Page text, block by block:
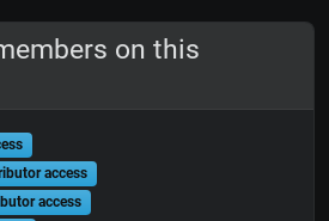
on this
access
access